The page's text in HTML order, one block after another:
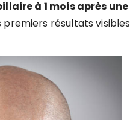
à 1 mois après
résultats